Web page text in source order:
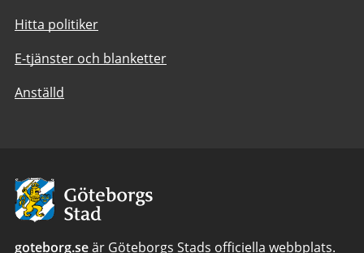
Hitta politiker
E-tjänster och blanketter
Anställd
Avsändare:
Göteborgs
Stad
goteborg.seär Göteborgs Stads officiella webbplats.